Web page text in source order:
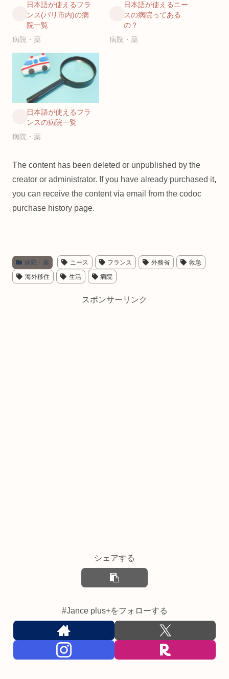
日本語が使えるフラ
ンス(パリ市内)の病
院一覧
病院・薬
日本語が使えるニー
スの病院ってある
の？
病院・薬
日本語が使えるフラ
ンスの病院一覧
病院・薬
The content has been deleted or unpublished by the
creator or administrator. If you have already purchased it,
you can receive the content via email from the codoc
purchase history page.
病院・薬 ニース フランス 外務省 救急
海外移住 生活 病院
スポンサーリンク
シェアする
#Jance plus+をフォローする